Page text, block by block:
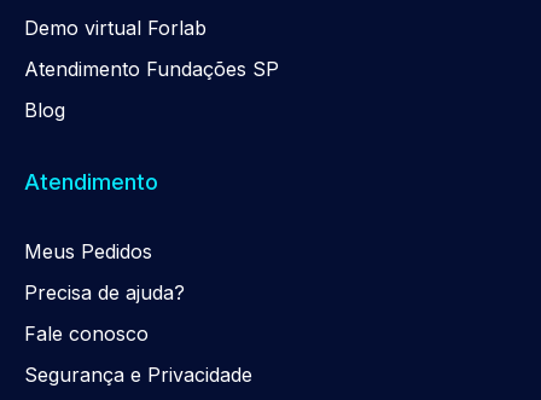
Demo virtual Forlab
Atendimento Fundações SP
Blog
Atendimento
Meus Pedidos
Precisa de ajuda?
Fale conosco
Segurança e Privacidade